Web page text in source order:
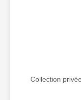
Collection